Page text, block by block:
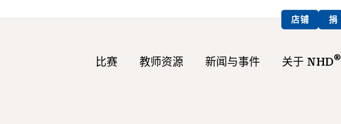
店铺 捐
比赛 教师资源 新闻与事件 关于 NHD®